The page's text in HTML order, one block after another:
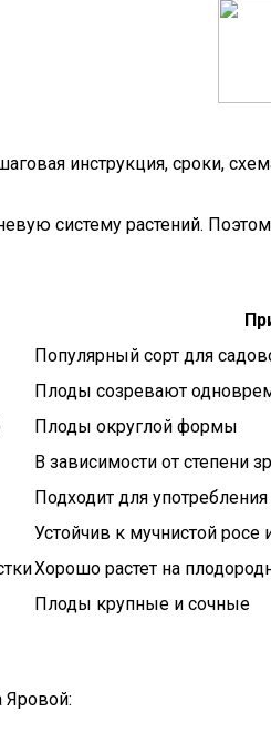
инструкция, сроки,
систему растений.
Популярный сорт для
Плоды созревают
Плоды округлой формы
В зависимости от степени
Подходит для
Устойчив к мучнистой росе
Хорошо растет на
Плоды крупные и сочные
Яровой: